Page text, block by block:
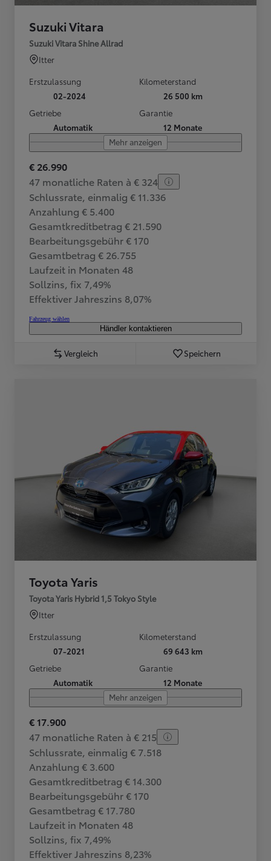
Suzuki Vitara
Suzuki Vitara Shine Allrad
Itter
Erstzulassung
02-2024
Kilometerstand
26 500 km
Getriebe
Automatik
Garantie
12 Monate
Mehr anzeigen
€ 26.990
47 monatliche Raten à € 324
Schlussrate, einmalig € 11.336
Anzahlung € 5.400
Gesamtkreditbetrag € 21.590
Bearbeitungsgebühr € 170
Gesamtbetrag € 26.755
Laufzeit in Monaten 48
Sollzins, fix 7,49%
Effektiver Jahreszins 8,07%
Fahrzeug wählen
Händler kontaktieren
Vergleich Speichern
Toyota Yaris
Toyota Yaris Hybrid 1,5 Tokyo Style
Itter
Erstzulassung
07-2021
Kilometerstand
69 643 km
Getriebe
Automatik
Garantie
12 Monate
Mehr anzeigen
€ 17.900
47 monatliche Raten à € 215
Schlussrate, einmalig € 7.518
Anzahlung € 3.600
Gesamtkreditbetrag € 14.300
Bearbeitungsgebühr € 170
Gesamtbetrag € 17.780
Laufzeit in Monaten 48
Sollzins, fix 7,49%
Effektiver Jahreszins 8,23%